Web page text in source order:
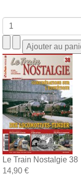
Le Train Nostalgie 38
14,90 €